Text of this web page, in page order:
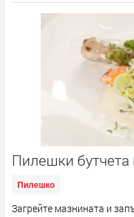
Пилешки бутчета
Пилешко
Загрейте мазнината и